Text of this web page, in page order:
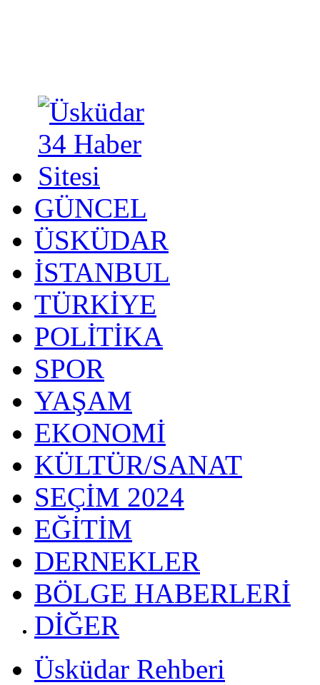
GÜNCEL
ÜSKÜDAR
İSTANBUL
TÜRKİYE
POLİTİKA
SPOR
YAŞAM
EKONOMİ
KÜLTÜR/SANAT
SEÇİM 2024
EĞİTİM
DERNEKLER
BÖLGE HABERLERİ
DİĞER
Üsküdar Rehberi